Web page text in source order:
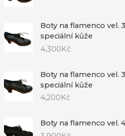
Boty na flamenco vel.
speciální kůže
4,300Kč
Boty na flamenco vel.
speciální kůže
4,200 Kč
Boty na flamenco vel.